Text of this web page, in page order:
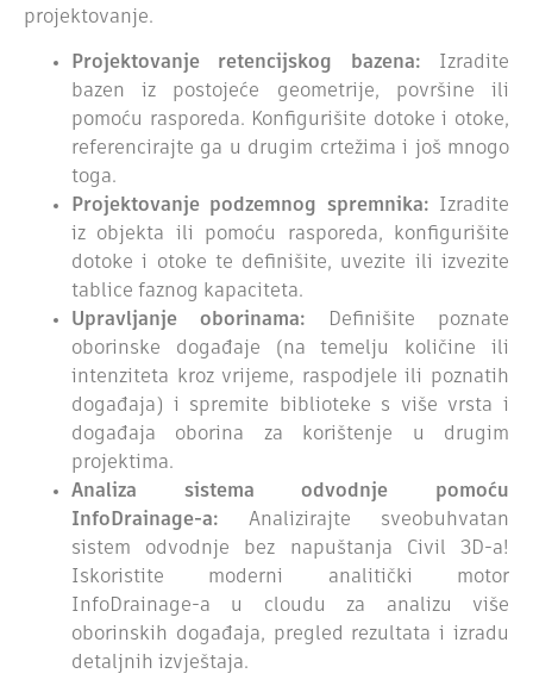
projektovanje.
Projektovanje retencijskog bazena: Izradite
bazen iz postojeće geometrije, površine ili
pomoću rasporeda. Konfigurišite dotoke i otoke,
referencirajte ga u drugim crtežima i još mnogo
toga.
Projektovanje podzemnog spremnika: Izradite
iz objekta ili pomoću rasporeda, konfigurišite
dotoke i otoke te definišite, uvezite ili izvezite
tablice faznog kapaciteta.
Upravljanje oborinama: Definišite poznate
oborinske događaje (na temelju količine ili
intenziteta kroz vrijeme, raspodjele ili poznatih
događaja) i spremite biblioteke s više vrsta i
događaja oborina za korištenje u drugim
projektima.
Analiza sistema odvodnje pomoću
InfoDrainage-a: Analizirajte sveobuhvatan
sistem odvodnje bez napuštanja Civil 3D-a!
Iskoristite moderni analitički motor
InfoDrainage-a u cloudu za analizu više
oborinskih događaja, pregled rezultata i izradu
detaljnih izvještaja.